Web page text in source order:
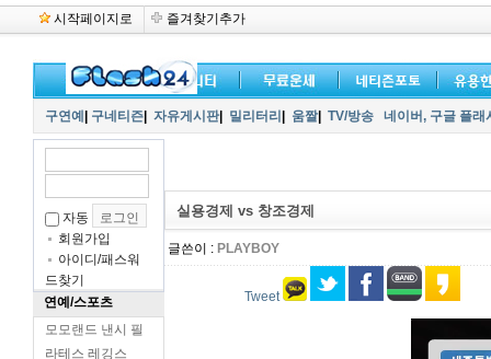
시작페이지로 즐겨찾기추가
구연예 구네티즌 자유게시판| 밀리터리 움짤| TV/방송 네이버, 구글 플
자동
회원가입
아이디/패스워
드찾기
연예/스포츠
모모랜드 낸시 필
라테스 레깅스
실용경제 vs 창조경제
글쓴이 : PLAYBOY
Tweet